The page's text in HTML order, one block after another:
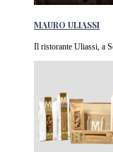
MAURO ULIASSI
Il ristorante Uliassi, a